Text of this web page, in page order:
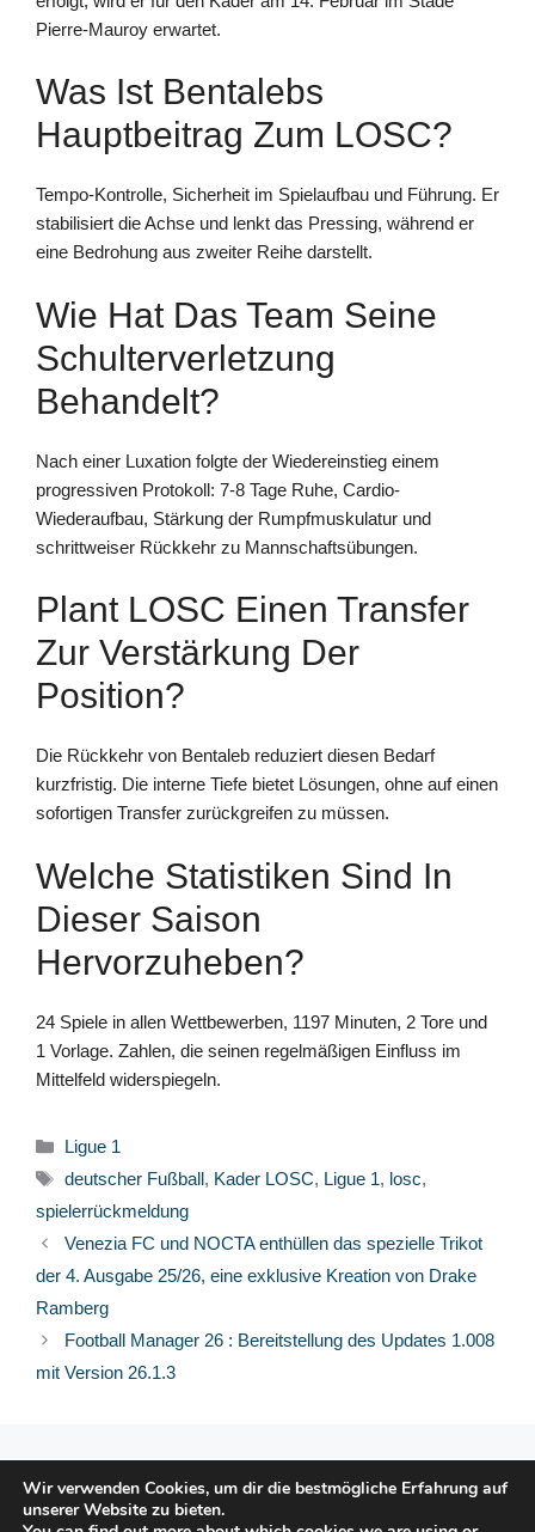
Pierre-Mauroy erwartet.
Was Ist Bentalebs
Hauptbeitrag Zum LOSC?
Tempo-Kontrolle, Sicherheit im Spielaufbau und Führung. Er
stabilisiert die Achse und lenkt das Pressing, während er
eine Bedrohung aus zweiter Reihe darstellt.
Wie Hat Das Team Seine
Schulterverletzung
Behandelt?
Nach einer Luxation folgte der Wiedereinstieg einem
progressiven Protokoll: 7-8 Tage Ruhe, Cardio-
Wiederaufbau, Stärkung der Rumpfmuskulatur und
schrittweiser Rückkehr zu Mannschaftsübungen.
Plant LOSC Einen Transfer
Zur Verstärkung Der
Position?
Die Rückkehr von Bentaleb reduziert diesen Bedarf
kurzfristig. Die interne Tiefe bietet Lösungen, ohne auf einen
sofortigen Transfer zurückgreifen zu müssen.
Welche Statistiken Sind In
Dieser Saison
Hervorzuheben?
24 Spiele in allen Wettbewerben, 1197 Minuten, 2 Tore und
1 Vorlage. Zahlen, die seinen regelmäßigen Einfluss im
Mittelfeld widerspiegeln.
Kategorien
Ligue 1
Schlagwörter
deutscher Fußball, Kader LOSC, Ligue 1, losc,
spielerrückmeldung
Venezia FC und NOCTA enthüllen das spezielle Trikot
der 4. Ausgabe 25/26, eine exklusive Kreation von Drake
Ramberg
Football Manager 26 : Bereitstellung des Updates 1.008
mit Version 26.1.3
© 2026 FPFRANCE.COM
RECHTLICHE HINWEISE
Wir verwenden Cookies, um dir die bestmögliche Erfahrung auf
unserer Website zu bieten.